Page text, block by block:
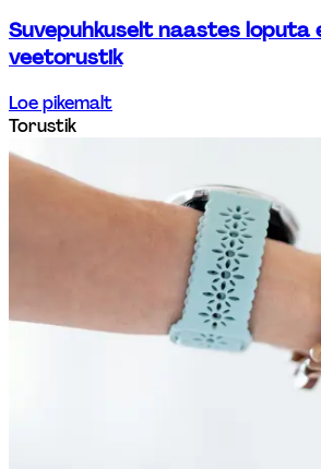
Suvepuhkuselt naastes loputa
veetorustik
Loe pikemalt
Torustik